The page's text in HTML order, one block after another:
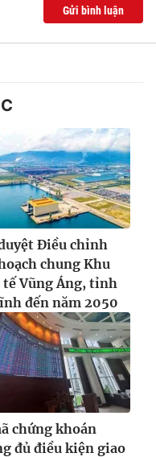
Gửi bình luận
Điều chỉnh
chung Khu
Vũng Áng, tỉnh
đến năm 2050
chứng khoán
đủ điều kiện giao